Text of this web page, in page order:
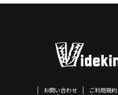
お問い合わせ ご利用規約